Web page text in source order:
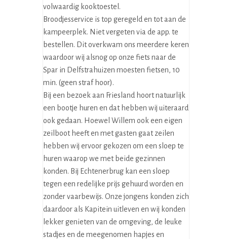
volwaardig kooktoestel.
Broodjesservice is top geregeld en tot aan de
kampeerplek. Niet vergeten via de app. te
bestellen. Dit overkwam ons meerdere keren
waardoor wij alsnog op onze fiets naar de
Spar in Delfstrahuizen moesten fietsen, 10
min. (geen straf hoor).
Bij een bezoek aan Friesland hoort natuurlijk
een bootje huren en dat hebben wij uiteraard
ook gedaan. Hoewel Willem ook een eigen
zeilboot heeft en met gasten gaat zeilen
hebben wij ervoor gekozen om een sloep te
huren waarop we met beide gezinnen
konden. Bij Echtenerbrug kan een sloep
tegen een redelijke prijs gehuurd worden en
zonder vaarbewijs. Onze jongens konden zich
daardoor als Kapitein uitleven en wij konden
lekker genieten van de omgeving, de leuke
stadjes en de meegenomen hapjes en